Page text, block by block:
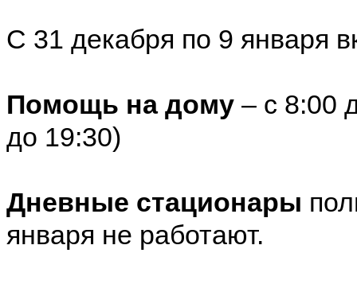
С 31 декабря по 9 января
Помощь на дому – с 8:00
до 19:30)
Дневные стационары
января не работают.